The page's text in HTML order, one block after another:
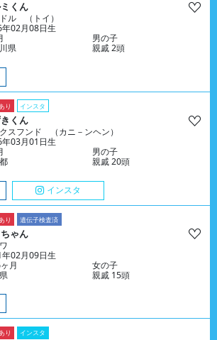
くん
ル （トイ）
02月08日生
男の子
県
親戚 2頭
り インスタ
くん
スフンド （カニ－ンヘン）
03月01日生
男の子
親戚 20頭
インスタ
り 遺伝子検査済
ゃん
02月09日生
月
女の子
親戚 15頭
り インスタ